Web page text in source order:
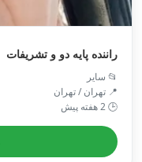
راننده پایه دو و تشریفات
📂 سایر
📍 تهران / تهران
🕒 2 هفته پیش